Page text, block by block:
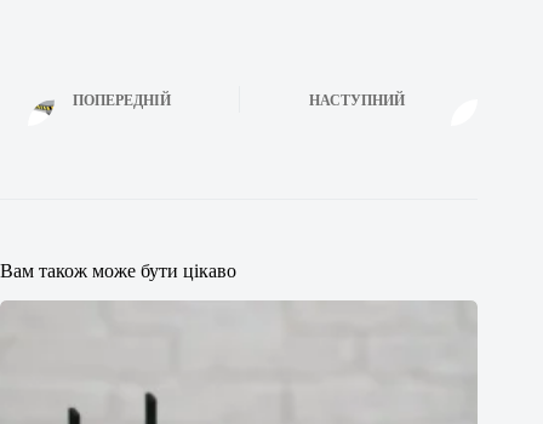
ПОПЕРЕДНІЙ НАСТУПНИЙ
Вам також може бути цікаво